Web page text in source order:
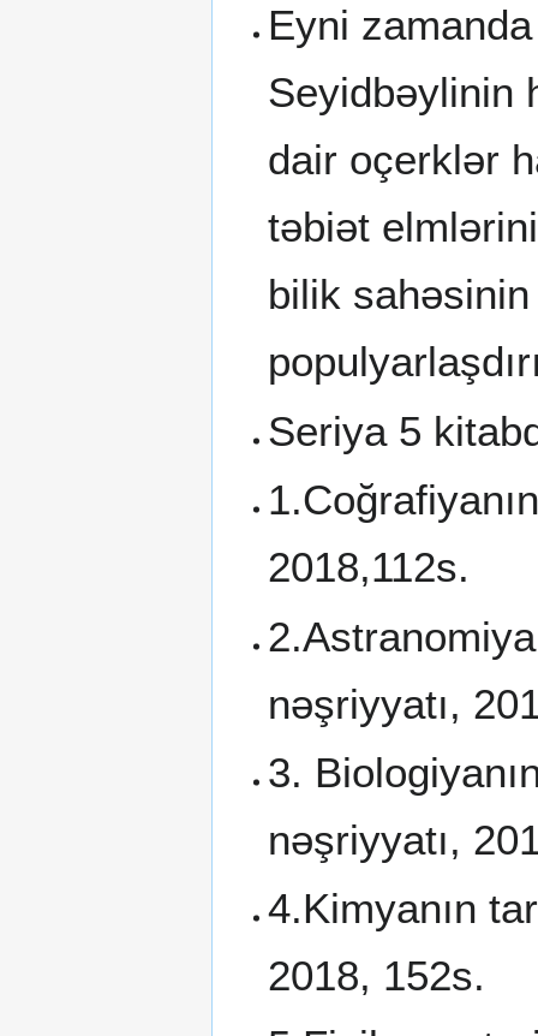
Eyni
Seyidbəylinin
dair oçerklər
təbiət
bilik
Seriya 5
2018,112s.
nəşriyyatı,
3.
nəşriyyatı,
4.Kimyanın
2018, 152s.